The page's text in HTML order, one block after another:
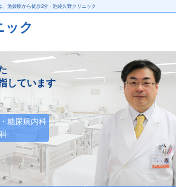
池袋駅から徒歩2分 - 池袋久野クリニック
ック
しています
糖尿病内科